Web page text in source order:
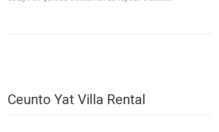
Ceunto Yat Villa Rental